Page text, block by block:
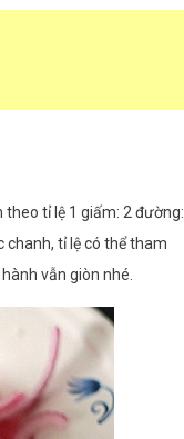
tỉ lệ 1 giấm: 2 đường:
tỉ lệ có thể tham
vẫn giòn nhé.